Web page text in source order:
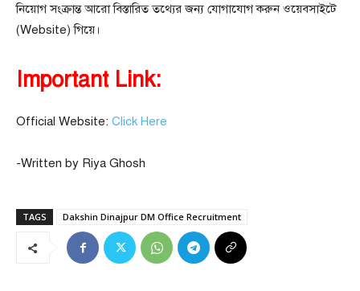
নিয়োগ সংক্রান্ত আরো বিস্তারিত তথ্যের জন্য যোগাযোগ করুন ওয়েবসাইটে
(Website) গিয়ে।
Important Link:
Official Website: Click Here
-Written by Riya Ghosh
TAGS Dakshin Dinajpur DM Office Recruitment